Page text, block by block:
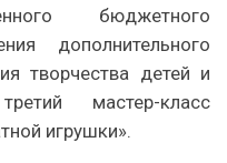
бюджетного
дополнительного
творчества детей и
мастер-класс
игрушки».